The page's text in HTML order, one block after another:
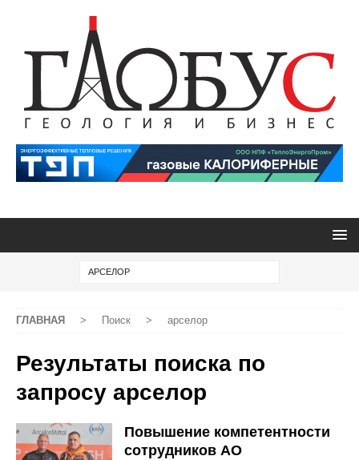
ГЛАВНАЯ > Поиск > арселор
Результаты поиска по
запросу арселор
Повышение компетентности
сотрудников АО